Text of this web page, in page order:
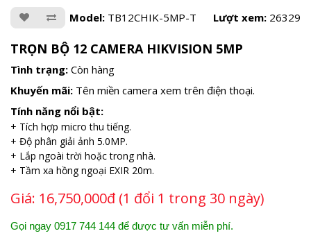
Model: TB12CHIK-5MP-T Lượt xem: 26329
TRỌN BỘ 12 CAMERA HIKVISION 5MP
Tình trạng: Còn hàng
Khuyến mãi: Tên miền camera xem trên điện thoại.
Tính năng nổi bật:
+ Tích hợp micro thu tiếng.
+ Độ phân giải ảnh 5.0MP.
+ Lắp ngoài trời hoặc trong nhà.
+ Tầm xa hồng ngoại EXIR 20m.
Giá: 16,750,000đ (1 đổi 1 trong 30 ngày)
Gọi ngay 0917 744 144 để được tư vấn miễn phí.